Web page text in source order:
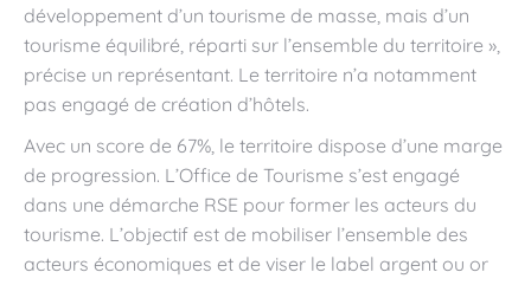
développement d’un tourisme de masse, mais d’un
tourisme équilibré, réparti sur l’ensemble du territoire »,
précise un représentant. Le territoire n’a notamment
pas engagé de création d’hôtels.
Avec un score de 67%, le territoire dispose d’une marge
de progression. L’Office de Tourisme s’est engagé
dans une démarche RSE pour former les acteurs du
tourisme. L’objectif est de mobiliser l’ensemble des
acteurs économiques et de viser le label argent ou or